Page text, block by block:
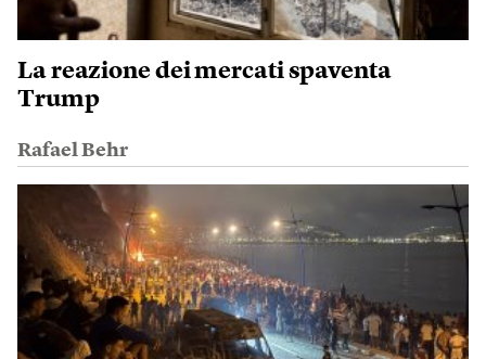
La reazione dei mercati spaventa
Trump
Rafael Behr